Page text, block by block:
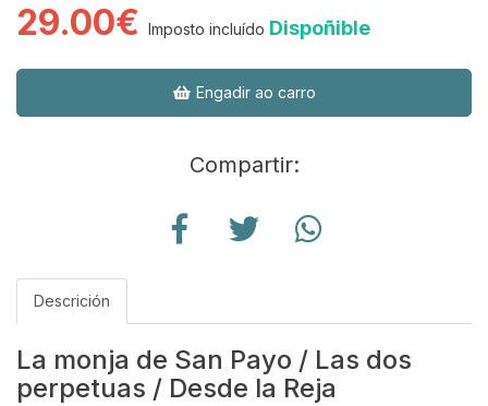
29.00€ Imposto incluído Dispoñible
Engadir ao carro
Compartir:
Descrición
La monja de San Payo / Las dos
perpetuas / Desde la Reja